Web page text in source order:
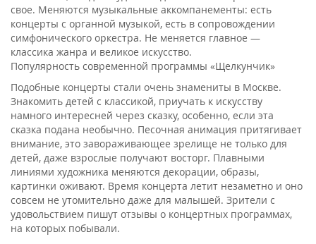
свое. Меняются музыкальные аккомпанементы: есть
концерты с органной музыкой, есть в сопровождении
симфонического оркестра. Не меняется главное —
классика жанра и великое искусство.
Популярность современной программы «Щелкунчик»
Подобные концерты стали очень знамениты в Москве.
Знакомить детей с классикой, приучать к искусству
намного интересней через сказку, особенно, если эта
сказка подана необычно. Песочная анимация притягивает
внимание, это завораживающее зрелище не только для
детей, даже взрослые получают восторг. Плавными
линиями художника меняются декорации, образы,
картинки оживают. Время концерта летит незаметно и оно
совсем не утомительно даже для малышей. Зрители с
удовольствием пишут отзывы о концертных программах,
на которых побывали.